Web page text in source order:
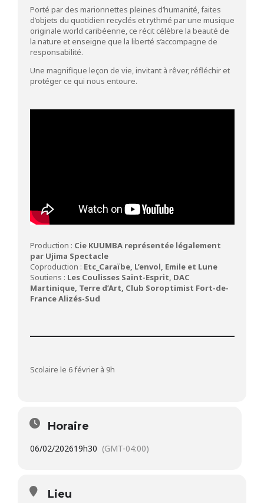
Porté par des marionnettes pleines d’humanité, faites
d’objets du quotidien recyclés et rythmé par une musique
originale world caribéenne, ce récit célèbre la beauté de
la nature et enseigne que la liberté s’accompagne de
responsabilité.
Une magnifique leçon de vie, invitant à rêver, réfléchir et
protéger ce qui nous entoure.
Production : Cie KUUMBA représentée légalement
par Ujima Spectacle
Coproduction : Etc_Caraïbe, L’envol, Emile et Lune
Soutiens : Les Coulisses Saint-Esprit, DAC
Martinique, Terre d’Art, Club Soroptimist Fort-de-
France Alizés-Sud
Scolaire le 6 février à 9h
Horaire
06/02/202619h30 (GMT-04:00)
Lieu